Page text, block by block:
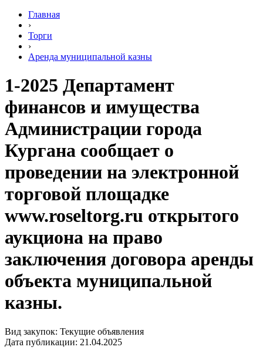
Главная
›
Торги
›
Аренда муниципальной казны
1-2025 Департамент
финансов и имущества
Администрации города
Кургана сообщает о
проведении на электронной
торговой площадке
www.roseltorg.ru открытого
аукциона на право
заключения договора аренды
объекта муниципальной
казны.
Вид закупок: Текущие объявления
Дата публикации: 21.04.2025